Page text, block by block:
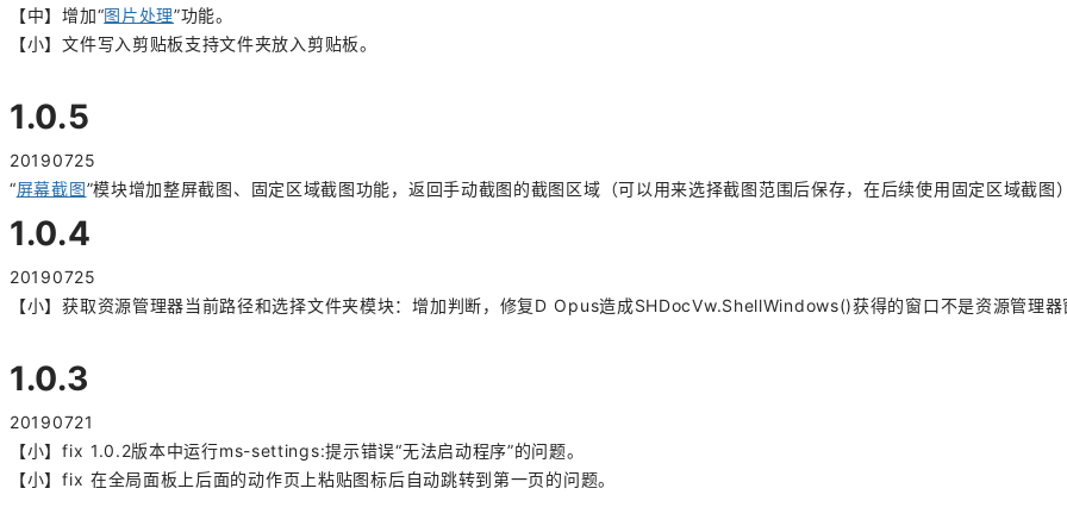
【中】增加“图片处理”功能。
【小】文件写入剪贴板支持文件夹放入剪贴板。
1.0.5
20190725
“屏幕截图”模块增加整屏截图、固定区域截图功能，返回手动截图的截图区域（可以用来选择截图范围后保存，在后续使用固定区域截图
1.0.4
20190725
【小】获取资源管理器当前路径和选择文件夹模块：增加判断，修复D Opus造成SHDocVw.ShellWindows()获得的窗口不是资源管理
1.0.3
20190721
【小】fix 1.0.2版本中运行ms-settings:提示错误“无法启动程序”的问题。
【小】fix 在全局面板上后面的动作页上粘贴图标后自动跳转到第一页的问题。